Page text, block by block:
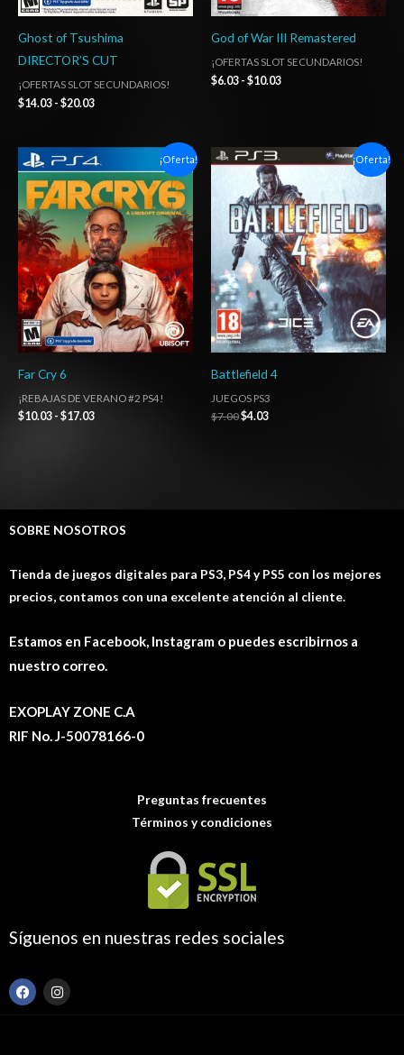
Ghost of Tsushima
DIRECTOR’S CUT
¡OFERTAS SLOT SECUNDARIOS!
$14.03 - $20.03
God of War III Remastered
¡OFERTAS SLOT SECUNDARIOS!
$6.03 - $10.03
¡Oferta!
Far Cry 6
¡REBAJAS DE VERANO #2 PS4!
$10.03 - $17.03
Rango
de
precios:
desde
$10.03
hasta
$17.03
¡Oferta!
Battlefield 4
JUEGOS PS3
$7.00
El
precio
original
era:
$7.00.
$4.03
El
precio
actual
es:
$4.03.
SOBRE NOSOTROS
Tienda de juegos digitales para PS3, PS4 y PS5 con los mejores
precios, contamos con una excelente atención al cliente.
Estamos en Facebook, Instagram o puedes escribirnos a
nuestro correo.
EXOPLAY ZONE C.A
RIF No. J-50078166-0
Preguntas frecuentes
Términos y condiciones
Síguenos en nuestras redes sociales
F
a
I
n